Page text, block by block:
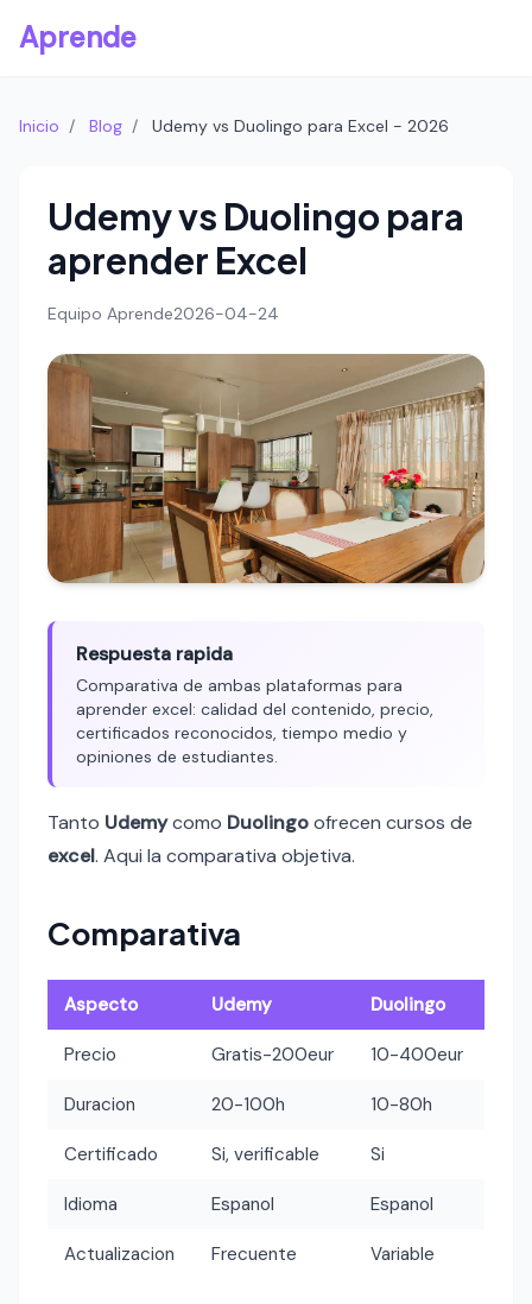
Aprende
Inicio / Blog / Udemy vs Duolingo para Excel - 2026
Udemy vs Duolingo para
aprender Excel
Equipo Aprende2026-04-24
Respuesta rapida
Comparativa de ambas plataformas para
aprender excel: calidad del contenido, precio,
certificados reconocidos, tiempo medio y
opiniones de estudiantes.
Tanto Udemycomo Duolingoofrecen cursos de
excel. Aqui la comparativa objetiva.
Comparativa
Aspecto Udemy Duolingo
Precio Gratis-200eur 10-400eur
Duracion 20-100h 10-80h
Certificado Si, verificable Si
Idioma Espanol Espanol
Actualizacion Frecuente Variable